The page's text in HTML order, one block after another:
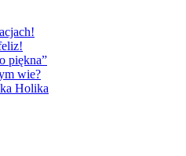
piękna”
wie?
Holika